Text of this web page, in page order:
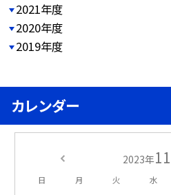
2021年度
2020年度
2019年度
カレンダー
2023年
日 月 火 水